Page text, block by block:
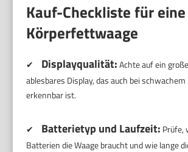
Kauf-Checkliste für
Körperfettwaage
✔ Displayqualität:Achte auf ein
ablesbares Display, das auch bei
erkennbar ist.
✔ Batterietyp und Laufzeit: Prüfe,
Batterien die Waage braucht und wie lange